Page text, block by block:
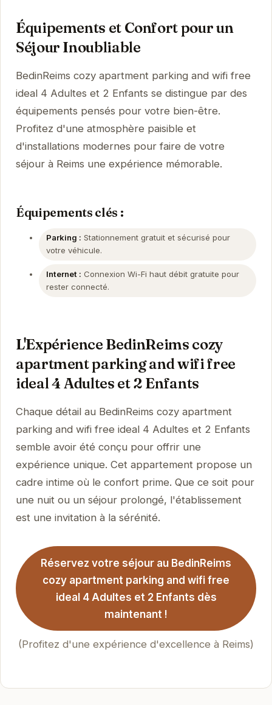
Équipements et Confort pour un
Séjour Inoubliable
BedinReims cozy apartment parking and wifi free
ideal 4 Adultes et 2 Enfants se distingue par des
équipements pensés pour votre bien-être.
Profitez d'une atmosphère paisible et
d'installations modernes pour faire de votre
séjour à Reims une expérience mémorable.
Équipements clés :
Parking : Stationnement gratuit et sécurisé pour
votre véhicule.
Internet : Connexion Wi-Fi haut débit gratuite pour
rester connecté.
L'Expérience BedinReims cozy
apartment parking and wifi free
ideal 4 Adultes et 2 Enfants
Chaque détail au BedinReims cozy apartment
parking and wifi free ideal 4 Adultes et 2 Enfants
semble avoir été conçu pour offrir une
expérience unique. Cet appartement propose un
cadre intime où le confort prime. Que ce soit pour
une nuit ou un séjour prolongé, l'établissement
est une invitation à la sérénité.
Réservez votre séjour au BedinReims
cozy apartment parking and wifi free
ideal 4 Adultes et 2 Enfants dès
maintenant !
(Profitez d'une expérience d'excellence à Reims)